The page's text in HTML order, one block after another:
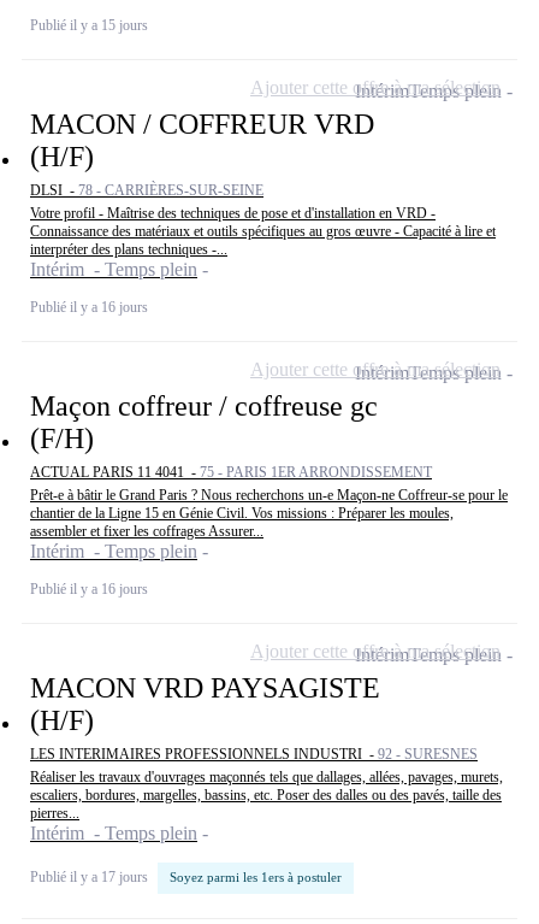
Publié il y a 15 jours
MACON / COFFREUR VRD
(H/F)
DLSI - 78 - CARRIÈRES-SUR-SEINE
Votre profil - Maîtrise des techniques de pose et d'installation en VRD -
Connaissance des matériaux et outils spécifiques au gros œuvre - Capacité à lire et
interpréter des plans techniques -...
Intérim - Temps plein
Publié il y a 16 jours
IntérimTemps plein
Ajouter cette offre à ma sélection
Maçon coffreur / coffreuse gc
(F/H)
ACTUAL PARIS 11 4041 - 75 - PARIS 1ER ARRONDISSEMENT
Prêt-e à bâtir le Grand Paris ? Nous recherchons un-e Maçon-ne Coffreur-se pour le
chantier de la Ligne 15 en Génie Civil. Vos missions : Préparer les moules,
assembler et fixer les coffrages Assurer...
Intérim - Temps plein
Publié il y a 16 jours
IntérimTemps plein
Ajouter cette offre à ma sélection
MACON VRD PAYSAGISTE
(H/F)
LES INTERIMAIRES PROFESSIONNELS INDUSTRI - 92 - SURESNES
Réaliser les travaux d'ouvrages maçonnés tels que dallages, allées, pavages, murets,
escaliers, bordures, margelles, bassins, etc. Poser des dalles ou des pavés, taille des
pierres...
Intérim - Temps plein
Publié il y a 17 jours Soyez parmi les 1ers à postuler
IntérimTemps plein
Ajouter cette offre à ma sélection